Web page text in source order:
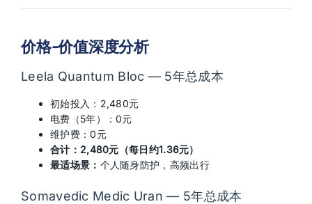
价格-价值深度分析
Leela Quantum Bloc — 5年总成本
初始投入：2,480元
电费（5年）：0元
维护费：0元
合计：2,480元（每日约1.36元）
最适场景： 个人随身防护，高频出行
Somavedic Medic Uran — 5年总成本